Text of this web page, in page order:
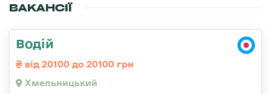
ВАКАНСІЇ
Водій
від 20100 до 20100 грн
Хмельницький